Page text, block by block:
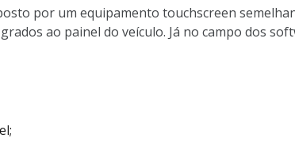
por um equipamento touchscreen
ao painel do veículo. Já no campo dos